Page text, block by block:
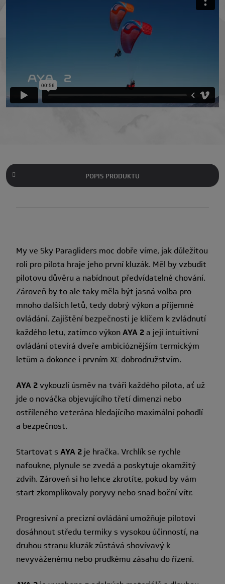
POPIS PRODUKTU
My ve Sky Paragliders moc dobře víme, jak důležitou
roli pro pilota hraje jeho první kluzák. Měl by vzbudit
pilotovu důvěru a nabídnout předvídatelné chování.
Zároveň by to ale taky měla být jasná volba pro
mnoho dalších letů, tedy dobrý výkon a příjemné
ovládání. Zajištění bezpečnosti je klíčem k zvládnutí
každého letu, zatímco výkonAYA 2a její intuitivní
ovládání otevírá dveře ambicióznějším termickým
letům a dokonce i prvním XC dobrodružstvím.
AYA 2vykouzlí úsměv na tváři každého pilota, ať už
jde o nováčka objevujícího třetí dimenzi nebo
ostříleného veterána hledajícího maximální pohodlí
a bezpečnost.
Startovat s AYA 2 je hračka. Vrchlík se rychle
nafoukne, plynule se zvedá a poskytuje okamžitý
zdvih. Zároveň si ho lehce zkrotíte, pokud by vám
start zkomplikovaly poryvy nebo snad boční vítr.
Progresivní a precizní ovládání umožňuje pilotovi
dosáhnout středu termiky s vysokou účinností, na
druhou stranu kluzák zůstává shovívavý k
nevyváženému nebo prudkému zásahu do řízení.